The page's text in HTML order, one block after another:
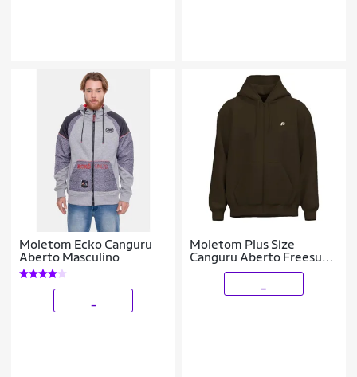
Moletom Ecko Canguru
Aberto Masculino
Moletom Plus Size
Canguru Aberto Freesurf
Logo Cl